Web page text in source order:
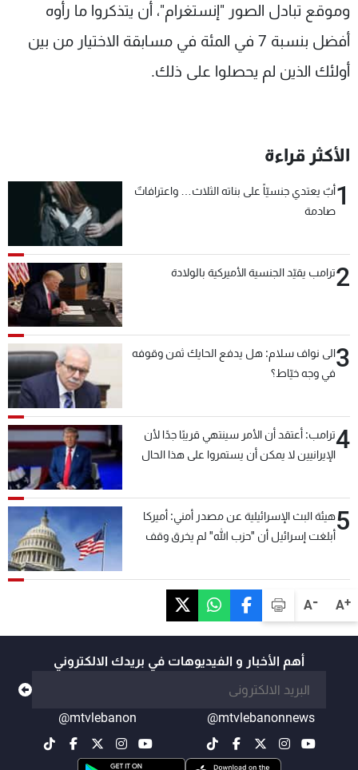
A+
A-
وموقع تبادل الصور "إنستغرام"، أن يتذكروا ما رأوه
أفضل بنسبة 7 في المئة في مسابقة الاختيار من بين
أولئك الذين لم يحصلوا على ذلك.
الأكثر قراءة
1أبٌ يعتدي جنسيّاً على بناته الثلاث… واعترافاتٌ
صادمة
2ترامب يقيّد الجنسية الأميركية بالولادة
3الى نواف سلام: هل يدفع الحايك ثمن وقوفه
في وجه خيّاط؟
4ترامب: أعتقد أن الأمر سينتهي قريبًا جدًا لأن
الإيرانيين لا يمكن أن يستمروا على هذا الحال
5هيئة البث الإسرائيلية عن مصدر أمني: أميركا
أبلغت إسرائيل أن "حزب الله" لم يخرق وقف
أهم الأخبار و الفيديوهات في بريدك الالكتروني
@mtvlebanonnews
@mtvlebanon